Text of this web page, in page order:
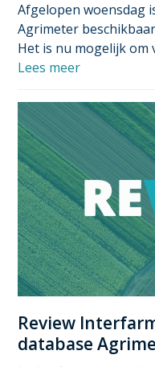
Afgelopen woensdag
Agrimeter
Het is nu mogelijk om
Lees meer
Review
database